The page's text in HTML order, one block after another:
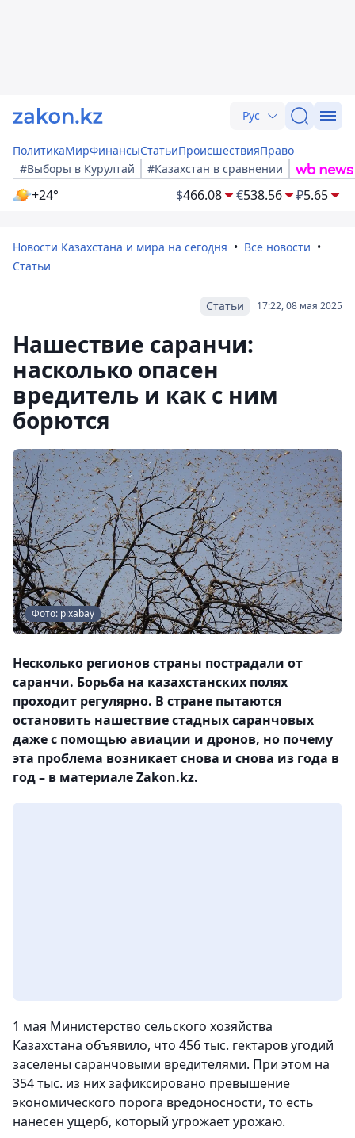
Рус
ПолитикаМирФинансыСтатьиПроисшествияПраво
#Выборы в Курултай
#Казахстан в сравнении
+24° $466.08 €538.56 ₽5.65
Новости Казахстана и мира на сегодня
Все новости
Статьи
17:22, 08 мая 2025
Статьи
Нашествие саранчи:
насколько опасен
вредитель и как с ним
борются
Фото: pixabay
Несколько регионов страны пострадали от
саранчи. Борьба на казахстанских полях
проходит регулярно. В стране пытаются
остановить нашествие стадных саранчовых
даже с помощью авиации и дронов, но почему
эта проблема возникает снова и снова из года в
год – в материале Zakon.kz.
1 мая Министерство сельского хозяйства
Казахстана объявило, что 456 тыс. гектаров угодий
заселены саранчовыми вредителями. При этом на
354 тыс. из них зафиксировано превышение
экономического порога вредоносности, то есть
нанесен ущерб, который угрожает урожаю.